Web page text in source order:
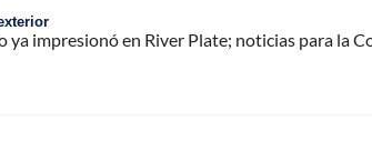
ya impresionó en River Plate; noticias para la